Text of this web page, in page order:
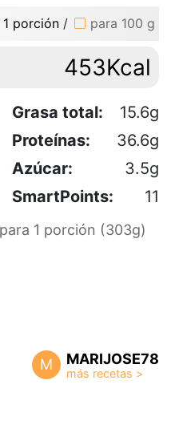
1 porción / para 100 g
453Kcal
Grasa total:
15.6g
Proteínas:
36.6g
Azúcar:
3.5g
SmartPoints: 11
1 porción (303g)
M MARIJOSE78